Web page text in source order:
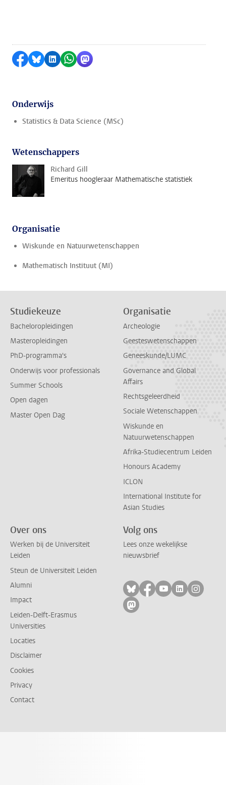
Delen op Facebook
Delen via Bluesky
Delen op LinkedIn
Delen via WhatsApp
Delen via Mastodon
Onderwijs
Statistics & Data Science (MSc)
Wetenschappers
Richard Gill
Emeritus hoogleraar Mathematische statistiek
Organisatie
Wiskunde en Natuurwetenschappen
Mathematisch Instituut (MI)
Studiekeuze
Bacheloropleidingen
Masteropleidingen
PhD-programma's
Onderwijs voor professionals
Summer Schools
Open dagen
Master Open Dag
Organisatie
Archeologie
Geesteswetenschappen
Geneeskunde/LUMC
Governance and Global
Affairs
Rechtsgeleerdheid
Sociale Wetenschappen
Wiskunde en
Natuurwetenschappen
Afrika-Studiecentrum Leiden
Honours Academy
ICLON
International Institute for
Asian Studies
Over ons
Werken bij de Universiteit
Leiden
Steun de Universiteit Leiden
Alumni
Impact
Leiden-Delft-Erasmus
Universities
Locaties
Disclaimer
Cookies
Privacy
Contact
Volg ons
Lees onze wekelijkse
nieuwsbrief
Volg ons op bluesky
Volg ons op
Volg ons op
Volg ons
Volg
Volg ons op mastodon